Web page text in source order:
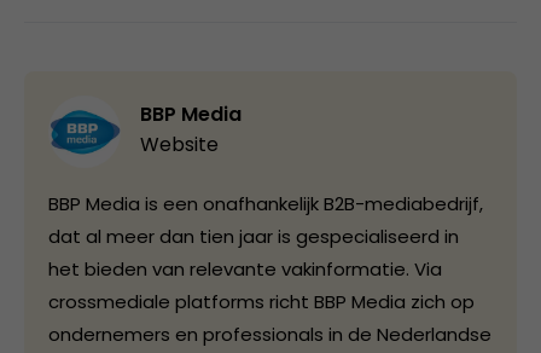
BBP Media
Website
BBP Media is een onafhankelijk B2B-mediabedrijf,
dat al meer dan tien jaar is gespecialiseerd in
het bieden van relevante vakinformatie. Via
crossmediale platforms richt BBP Media zich op
ondernemers en professionals in de Nederlandse